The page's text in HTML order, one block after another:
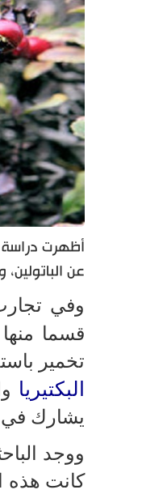
عن
وفي
قسما
تخمير
البكتيريا
يشارك في
ووجد
كانت هذه